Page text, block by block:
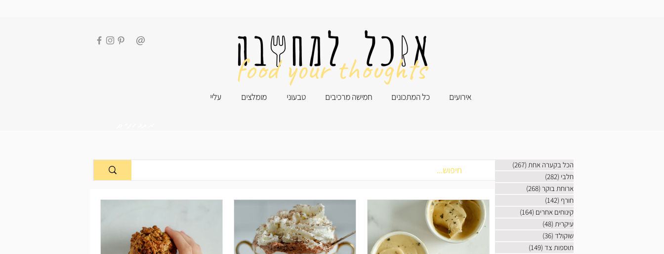
עליי מומלצים טבעוני חמישה מרכיבים כל המתכונים אירועים
food your thoughts
הכל בקערה אחת (267)
חלבי (282)
ארוחת בוקר (268)
חורף (142)
קינוחים אחרים (164)
עיקרית (48)
שוקולד (36)
תוספות צד (149)